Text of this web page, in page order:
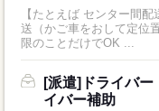
【たとえば センター間
送（かご車をおして定位
限のことだけでOK ...
[派遣]ドライバー
イバー補助